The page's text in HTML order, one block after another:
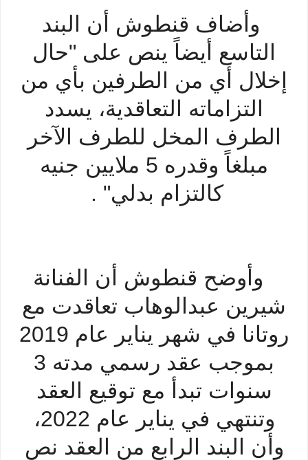
وأضاف قنطوش أن البند
التاسع أيضاً ينص على "حال
إخلال أي من الطرفين بأي من
التزاماته التعاقدية، يسدد
الطرف المخل للطرف الآخر
مبلغاً وقدره 5 ملايين جنيه
كالتزام بدلي" .
وأوضح قنطوش أن الفنانة
شيرين عبدالوهاب تعاقدت مع
روتانا في شهر يناير عام 2019
بموجب عقد رسمي مدته 3
سنوات تبدأ مع توقيع العقد
وتنتهي في يناير عام 2022،
وأن البند الرابع من العقد نص